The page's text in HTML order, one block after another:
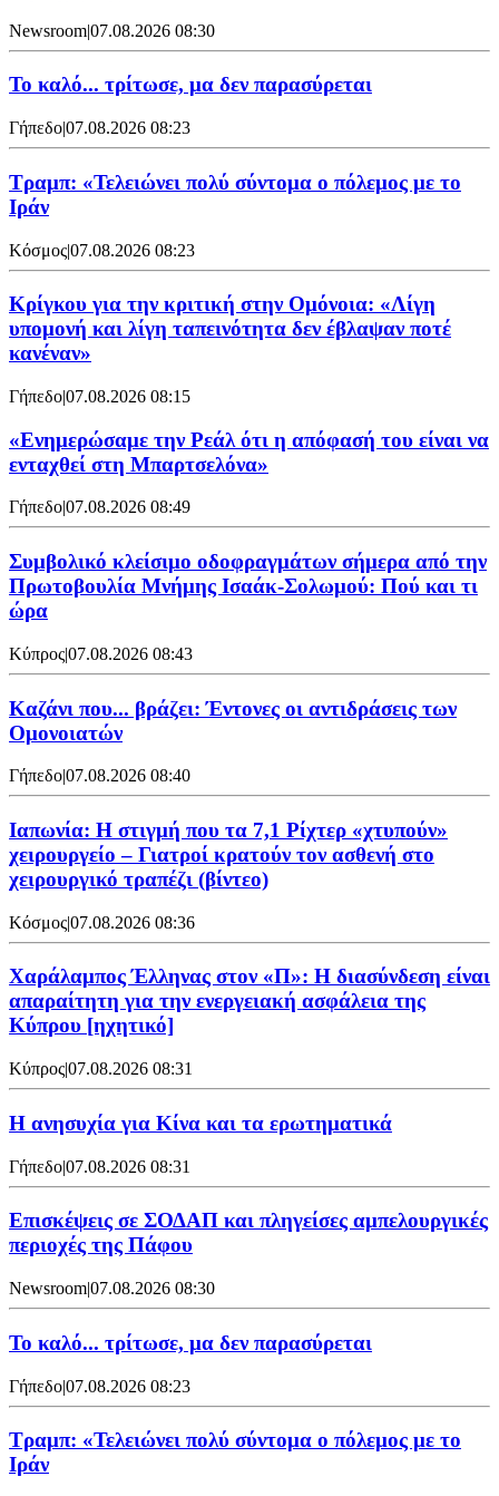
Newsroom|07.08.2026 08:30
Το καλό... τρίτωσε, μα δεν παρασύρεται
Γήπεδο|07.08.2026 08:23
Τραμπ: «Τελειώνει πολύ σύντομα ο πόλεμος με το
Ιράν
Κόσμος|07.08.2026 08:23
Κρίγκου για την κριτική στην Ομόνοια: «Λίγη
υπομονή και λίγη ταπεινότητα δεν έβλαψαν ποτέ
κανέναν»
Γήπεδο|07.08.2026 08:15
«Ενημερώσαμε την Ρεάλ ότι η απόφασή του είναι να
ενταχθεί στη Μπαρτσελόνα»
Γήπεδο|07.08.2026 08:49
Συμβολικό κλείσιμο οδοφραγμάτων σήμερα από την
Πρωτοβουλία Μνήμης Ισαάκ-Σολωμού: Πού και τι
ώρα
Κύπρος|07.08.2026 08:43
Καζάνι που... βράζει: Έντονες οι αντιδράσεις των
Ομονοιατών
Γήπεδο|07.08.2026 08:40
Ιαπωνία: Η στιγμή που τα 7,1 Ρίχτερ «χτυπούν»
χειρουργείο – Γιατροί κρατούν τον ασθενή στο
χειρουργικό τραπέζι (βίντεο)
Κόσμος|07.08.2026 08:36
Χαράλαμπος Έλληνας στον «Π»: Η διασύνδεση είναι
απαραίτητη για την ενεργειακή ασφάλεια της
Κύπρου [ηχητικό]
Κύπρος|07.08.2026 08:31
Η ανησυχία για Κίνα και τα ερωτηματικά
Γήπεδο|07.08.2026 08:31
Επισκέψεις σε ΣΟΔΑΠ και πληγείσες αμπελουργικές
περιοχές της Πάφου
Newsroom|07.08.2026 08:30
Το καλό... τρίτωσε, μα δεν παρασύρεται
Γήπεδο|07.08.2026 08:23
Τραμπ: «Τελειώνει πολύ σύντομα ο πόλεμος με το
Ιράν